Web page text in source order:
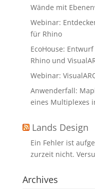
Wände mit
Webinar:
für Rhino
EcoHouse:
Rhino und
Webinar:
Anwenderfall:
eines Multiplexes
Lands Design
Ein Fehler ist
zurzeit nicht.
Archives